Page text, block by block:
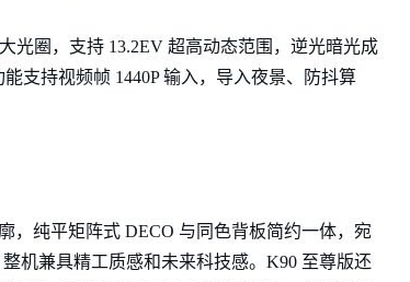
光圈，支持 13.2EV 超高动态范围，逆光暗光成
支持视频帧 1440P 输入，导入夜景、防抖算
，纯平矩阵式 DECO 与同色背板简约一体，宛
机兼具精工质感和未来科技感。K90 至尊版还